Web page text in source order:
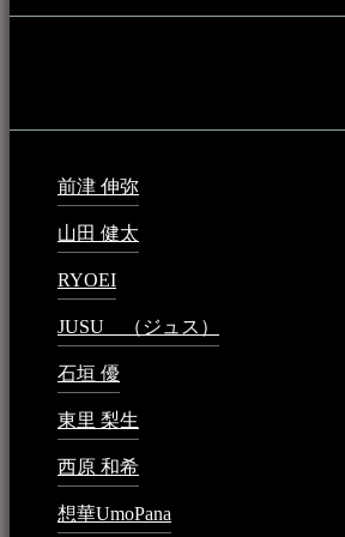
前津 伸弥
山田 健太
RYOEI
JUSU （ジュス）
石垣 優
東里 梨生
西原 和希
想華UmoPana